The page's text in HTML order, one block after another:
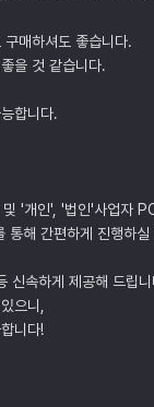
매하셔도 좋습니다.
을 것 같습니다.
합니다.
'개인', '법인'사업자
통해 간편하게 진행하실
신속하게 제공해 드립니
으니,
니다!